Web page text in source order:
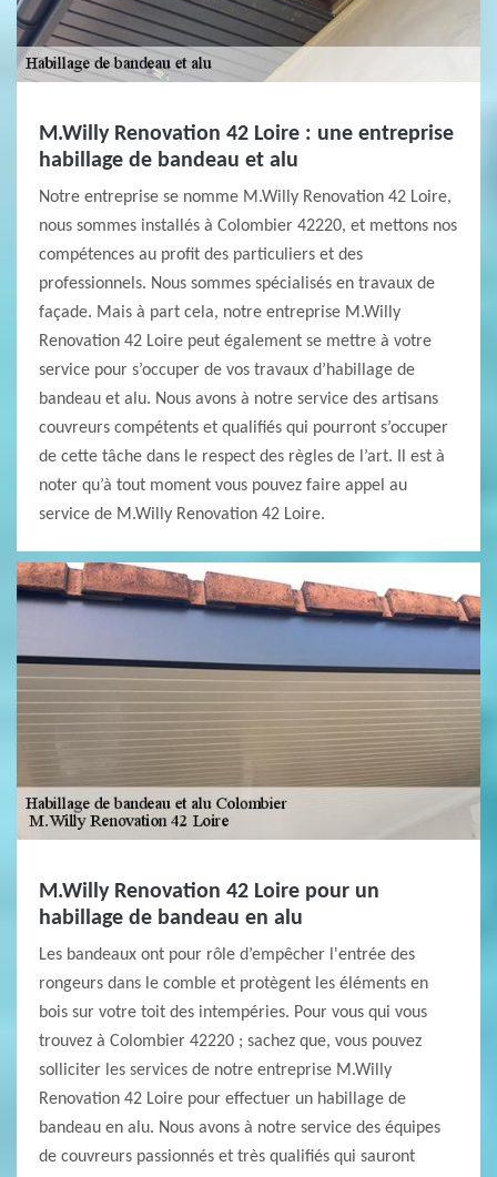
M.Willy Renovation 42 Loire : une entreprise
habillage de bandeau et alu
Notre entreprise se nomme M.Willy Renovation 42 Loire,
nous sommes installés à Colombier 42220, et mettons nos
compétences au profit des particuliers et des
professionnels. Nous sommes spécialisés en travaux de
façade. Mais à part cela, notre entreprise M.Willy
Renovation 42 Loire peut également se mettre à votre
service pour s’occuper de vos travaux d’habillage de
bandeau et alu. Nous avons à notre service des artisans
couvreurs compétents et qualifiés qui pourront s’occuper
de cette tâche dans le respect des règles de l’art. Il est à
noter qu’à tout moment vous pouvez faire appel au
service de M.Willy Renovation 42 Loire.
M.Willy Renovation 42 Loire pour un
habillage de bandeau en alu
Les bandeaux ont pour rôle d’empêcher l'entrée des
rongeurs dans le comble et protègent les éléments en
bois sur votre toit des intempéries. Pour vous qui vous
trouvez à Colombier 42220 ; sachez que, vous pouvez
solliciter les services de notre entreprise M.Willy
Renovation 42 Loire pour effectuer un habillage de
bandeau en alu. Nous avons à notre service des équipes
de couvreurs passionnés et très qualifiés qui sauront